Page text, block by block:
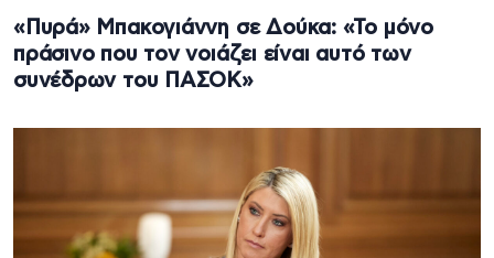
«Πυρά» Μπακογιάννη σε Δούκα: «Το μόνο
πράσινο που τον νοιάζει είναι αυτό των
συνέδρων του ΠΑΣΟΚ»